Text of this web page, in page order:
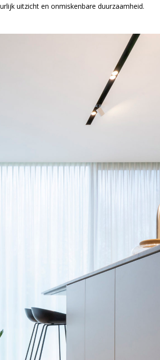
uitzicht en onmiskenbare duurzaamheid.